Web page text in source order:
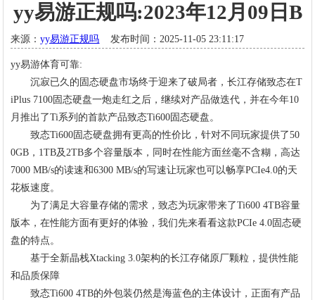
yy易游正规吗:2023年12月09日B
来源：yy易游正规吗 发布时间：2025-11-05 23:11:17
yy易游体育可靠:
沉寂已久的固态硬盘市场终于迎来了破局者，长江存储致态在T
iPlus 7100固态硬盘一炮走红之后，继续对产品做迭代，并在今年10
月推出了Ti系列的首款产品致态Ti600固态硬盘。
致态Ti600固态硬盘拥有更高的性价比，针对不同玩家提供了50
0GB，1TB及2TB多个容量版本，同时在性能方面丝毫不含糊，高达
7000 MB/s的读速和6300 MB/s的写速让玩家也可以畅享PCIe4.0的天
花板速度。
为了满足大容量存储的需求，致态为玩家带来了Ti600 4TB容量
版本，在性能方面有更好的体验，我们先来看看这款PCIe 4.0固态硬
盘的特点。
基于全新晶栈Xtacking 3.0架构的长江存储原厂颗粒，提供性能
和品质保障
致态Ti600 4TB的外包装仍然是海蓝色的主体设计，正面有产品